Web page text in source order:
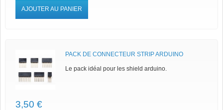
AJOUTER AU PANIER
PACK DE CONNECTEUR STRIP ARDUINO
Le pack idéal pour les shield arduino.
3,50 €